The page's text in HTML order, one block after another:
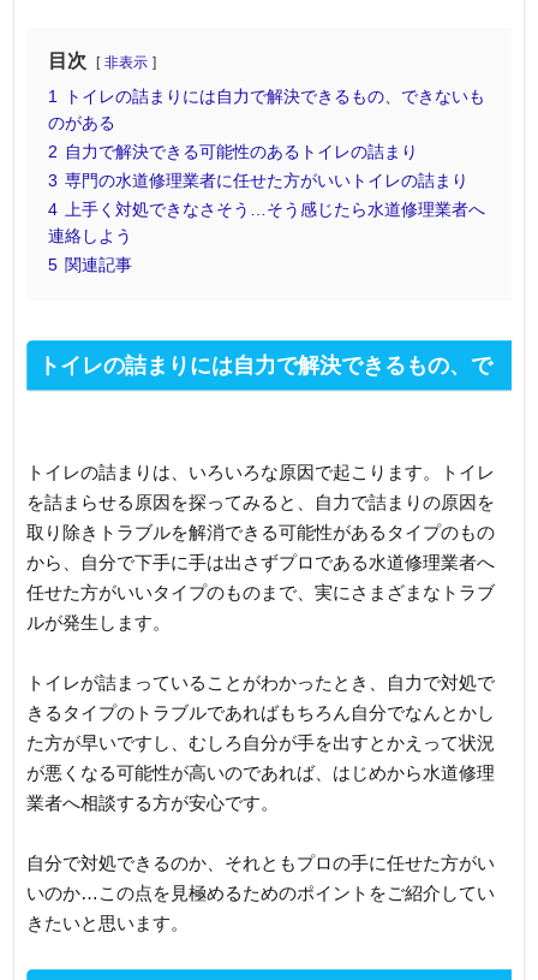
目次 非表示
1
トイレの詰まりには自力で解決できるもの、できないも
のがある
2 自力で解決できる可能性のあるトイレの詰まり
3 専門の水道修理業者に任せた方がいいトイレの詰まり
4
上手く対処できなさそう…そう感じたら水道修理業者へ
連絡しよう
5 関連記事
トイレの詰まりには自力で解決できるもの、で
トイレの詰まりは、いろいろな原因で起こります。トイレ
を詰まらせる原因を探ってみると、自力で詰まりの原因を
取り除きトラブルを解消できる可能性があるタイプのもの
から、自分で下手に手は出さずプロである水道修理業者へ
任せた方がいいタイプのものまで、実にさまざまなトラブ
ルが発生します。
トイレが詰まっていることがわかったとき、自力で対処で
きるタイプのトラブルであればもちろん自分でなんとかし
た方が早いですし、むしろ自分が手を出すとかえって状況
が悪くなる可能性が高いのであれば、はじめから水道修理
業者へ相談する方が安心です。
自分で対処できるのか、それともプロの手に任せた方がい
いのか…この点を見極めるためのポイントをご紹介してい
きたいと思います。